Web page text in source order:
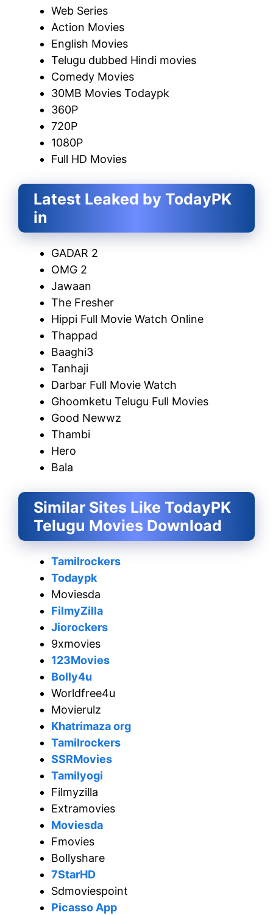
Web Series
Action Movies
English Movies
Telugu dubbed Hindi movies
Comedy Movies
30MB Movies Todaypk
360P
720P
1080P
Full HD Movies
Latest Leaked by TodayPK
in
GADAR 2
OMG 2
Jawaan
The Fresher
Hippi Full Movie Watch Online
Thappad
Baaghi3
Tanhaji
Darbar Full Movie Watch
Ghoomketu Telugu Full Movies
Good Newwz
Thambi
Hero
Bala
Similar Sites Like TodayPK
Telugu Movies Download
Tamilrockers
Todaypk
Moviesda
FilmyZilla
Jiorockers
9xmovies
123Movies
Bolly4u
Worldfree4u
Movierulz
Khatrimaza org
Tamilrockers
SSRMovies
Tamilyogi
Filmyzilla
Extramovies
Moviesda
Fmovies
Bollyshare
7StarHD
Sdmoviespoint
Picasso App